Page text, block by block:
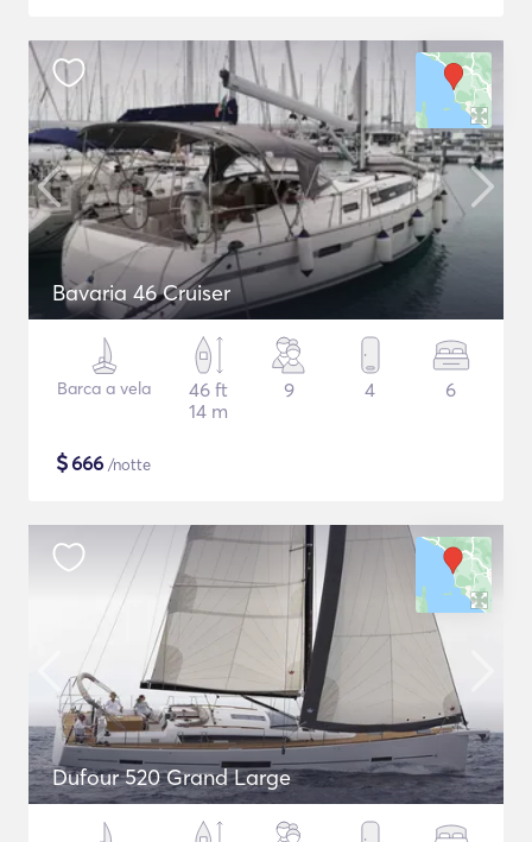
Bavaria 46 Cruiser
Barca a vela
46 ft
14 m
9 4 6
$666 /notte
Dufour 520 Grand Large